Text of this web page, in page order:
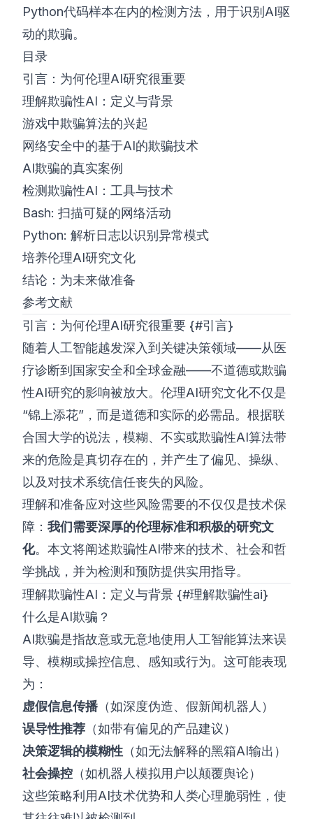
Python代码样本在内的检测方法，用于识别AI驱
动的欺骗。
目录
引言：为何伦理AI研究很重要
理解欺骗性AI：定义与背景
游戏中欺骗算法的兴起
网络安全中的基于AI的欺骗技术
AI欺骗的真实案例
检测欺骗性AI：工具与技术
Bash: 扫描可疑的网络活动
Python: 解析日志以识别异常模式
培养伦理AI研究文化
结论：为未来做准备
参考文献
引言：为何伦理AI研究很重要 {#引言}
随着人工智能越发深入到关键决策领域——从医
疗诊断到国家安全和全球金融——不道德或欺骗
性AI研究的影响被放大。伦理AI研究文化不仅是
“锦上添花”，而是道德和实际的必需品。根据联
合国大学的说法，模糊、不实或欺骗性AI算法带
来的危险是真切存在的，并产生了偏见、操纵、
以及对技术系统信任丧失的风险。
理解和准备应对这些风险需要的不仅仅是技术保
障： 我们需要深厚的伦理标准和积极的研究文
化。本文将阐述欺骗性AI带来的技术、社会和哲
学挑战，并为检测和预防提供实用指导。
理解欺骗性AI：定义与背景 {#理解欺骗性ai}
什么是AI欺骗？
AI欺骗是指故意或无意地使用人工智能算法来误
导、模糊或操控信息、感知或行为。这可能表现
为：
虚假信息传播 （如深度伪造、假新闻机器人）
误导性推荐 （如带有偏见的产品建议）
决策逻辑的模糊性 （如无法解释的黑箱AI输出）
社会操控 （如机器人模拟用户以颠覆舆论）
这些策略利用AI技术优势和人类心理脆弱性，使